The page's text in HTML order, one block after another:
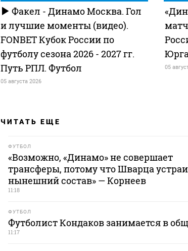
Факел - Динамо Москва. Гол
и лучшие моменты (видео).
FONBET Кубок России по
футболу сезона 2026 - 2027 гг.
Путь РПЛ. Футбол
05 августа 2026
05
ЧИТАТЬ ЕЩЕ
ФУТБОЛ
«Возможно, «Динамо» не совершает
трансферы, потому что Шварца
нынешний состав» — Корнеев
11:18
ФУТБОЛ
Футболист Кондаков занимается в
11:17